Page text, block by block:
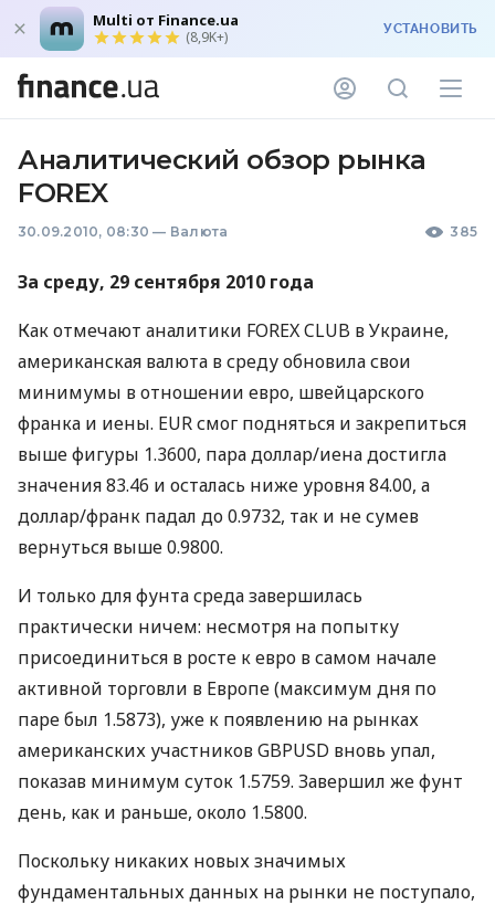
Multi от Finance.ua
(8,9K+) УСТАНОВИТЬ
Аналитический обзор рынка
FOREX
30.09.2010, 08:30 — Валюта 385
За среду, 29 сентября 2010 года
Как отмечают аналитики FOREX CLUB в Украине,
американская валюта в среду обновила свои
минимумы в отношении евро, швейцарского
франка и иены. EUR смог подняться и закрепиться
выше фигуры 1.3600, пара доллар/иена достигла
значения 83.46 и осталась ниже уровня 84.00, а
доллар/франк падал до 0.9732, так и не сумев
вернуться выше 0.9800.
И только для фунта среда завершилась
практически ничем: несмотря на попытку
присоединиться в росте к евро в самом начале
активной торговли в Европе (максимум дня по
паре был 1.5873), уже к появлению на рынках
американских участников GBPUSD вновь упал,
показав минимум суток 1.5759. Завершил же фунт
день, как и раньше, около 1.5800.
Поскольку никаких новых значимых
фундаментальных данных на рынки не поступало,